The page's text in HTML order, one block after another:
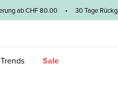
ab CHF 80.00 • 30 Tage
Sale